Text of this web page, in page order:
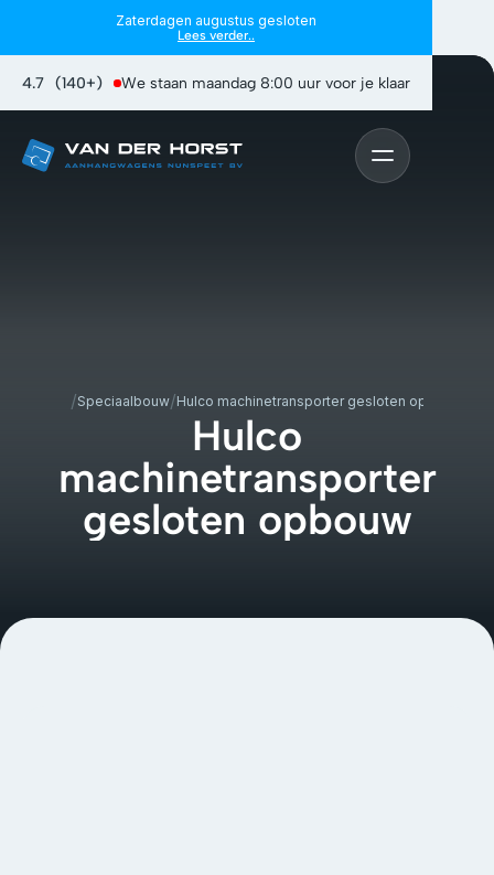
Zaterdagen augustus gesloten
Lees verder..
4.7 (140+) We staan maandag 8:00 uur voor je klaar
/Speciaalbouw/Hulco machinetransporter gesloten opbouw
Hulco
machinetransporter
gesloten opbouw